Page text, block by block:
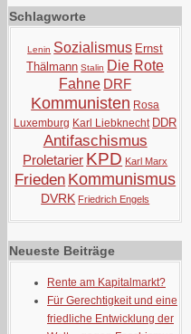
Schlagworte
Lenin Sozialismus Ernst
Thälmann Stalin Die Rote
Fahne DRF
Kommunisten Rosa
Luxemburg Karl Liebknecht DDR
Antifaschismus
Proletarier KPD Karl Marx
Frieden Kommunismus
DVRK Friedrich Engels
Neueste Beiträge
Rente am Kapitalmarkt?
Für Gerechtigkeit und eine
friedliche Entwicklung der